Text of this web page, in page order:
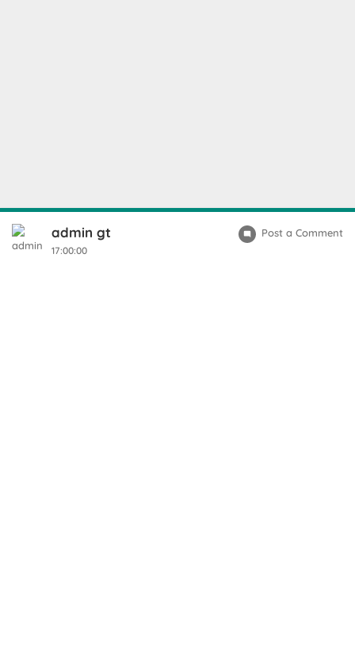
admin gt
17:00:00
Post a Comment